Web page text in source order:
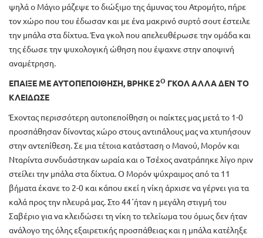
ψηλά ο Μάγιο μάζεψε το διώξιμο της άμυνας του Ατρομήτο, πήρε
τον χώρο που του έδωσαν και με ένα μακρινό συρτό σουτ έστειλε
την μπάλα στα δίχτυα. Ένα γκολ που απελευθέρωσε την ομάδα και
της έδωσε την ψυχολογική ώθηση που έψαχνε στην αποψινή
αναμέτρηση.
ΕΠΑΙΞΕ ΜΕ ΑΥΤΟΠΕΠΟΙΘΗΣΗ, ΒΡΗΚΕ 2Ο ΓΚΟΛ ΑΛΛΑ ΔΕΝ ΤΟ
ΚΛΕΙΔΩΣΕ
Έχοντας περισσότερη αυτοπεποίθηση οι παίκτες μας μετά το 1-0
προσπάθησαν δίνοντας χώρο στους αντιπάλους μας να χτυπήσουν
στην αντεπίθεση. Σε μια τέτοια κατάσταση ο Μανού, Μορόν και
Νταρίντα συνδυάστηκαν ωραία και ο Τσέχος ανατράπηκε λίγο πριν
στείλει την μπάλα στα δίχτυα. Ο Μορόν ψύχραιμος από τα 11
βήματα έκανε το 2-0 και κάπου εκεί η νίκη άρχισε να γέρνει για τα
καλά προς την πλευρά μας. Στο 44΄ήταν η μεγάλη στιγμή του
Σαβέριο για να κλειδώσει τη νίκη το τελείωμα του όμως δεν ήταν
ανάλογο της όλης εξαιρετικής προσπάθειας και η μπάλα κατέληξε